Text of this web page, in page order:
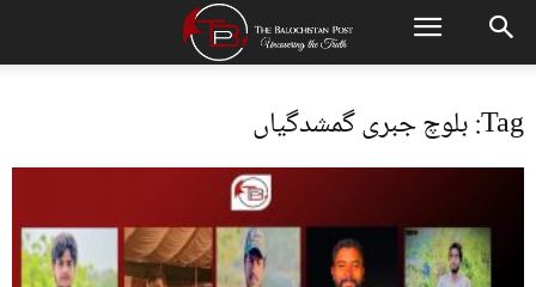
Tag: بلوچ جبری گمشدگیاں